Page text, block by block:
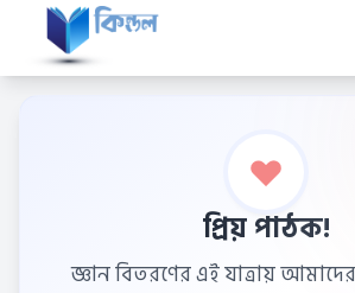
প্রিয় পাঠক!
জ্ঞান বিতরণের এই যাত্রায়